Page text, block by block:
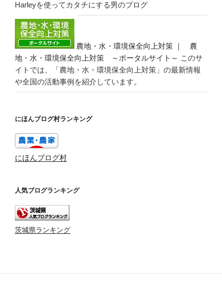
Harleyを使ってカタチにする男のブログ
農地・水・環境保全向上対策 ｜ 農
地・水・環境保全向上対策 ～ポータルサイト～ このサ
イトでは、「農地・水・環境保全向上対策」の最新情報
や全国の活動事例を紹介しています。
にほんブログ村ランキング
にほんブログ村
人気ブログランキング
茨城県ランキング